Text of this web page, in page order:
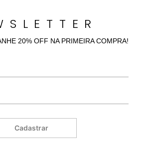
20% OFF NA PRIMEIRA COMPRA!
Cadastrar